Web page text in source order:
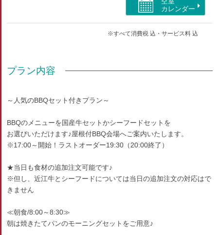
カレンダー
※すべて消費税 込・サービス料 込
プラン内容
～人気のBBQセット付きプラン～
BBQのメニューを国産牛セットかシーフードセットを
お選びいただけます♪屋根付BBQ会場へご案内いたします。
※17:00～開始！ラストオーダー19:30（20:00終了）
★当日も食材の追加注文可能です♪
※但し、近江牛とシーフードについては当日の追加注文の対応はで
きません
≪朝食/8:00～8:30≫
朝は焼きたてパンのモーニングセットをご用意♪